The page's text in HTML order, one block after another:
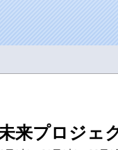
来プロジェ